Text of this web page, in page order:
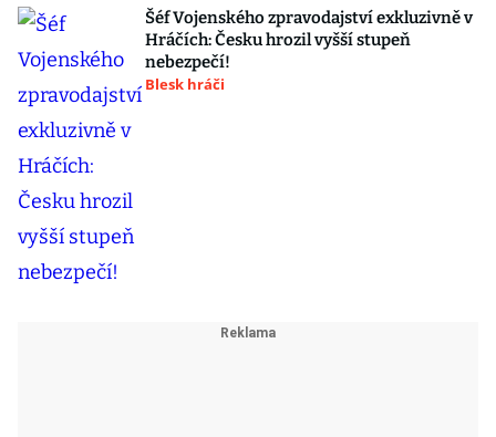
Šéf Vojenského zpravodajství exkluzivně v
Hráčích: Česku hrozil vyšší stupeň
nebezpečí!
Blesk hráči